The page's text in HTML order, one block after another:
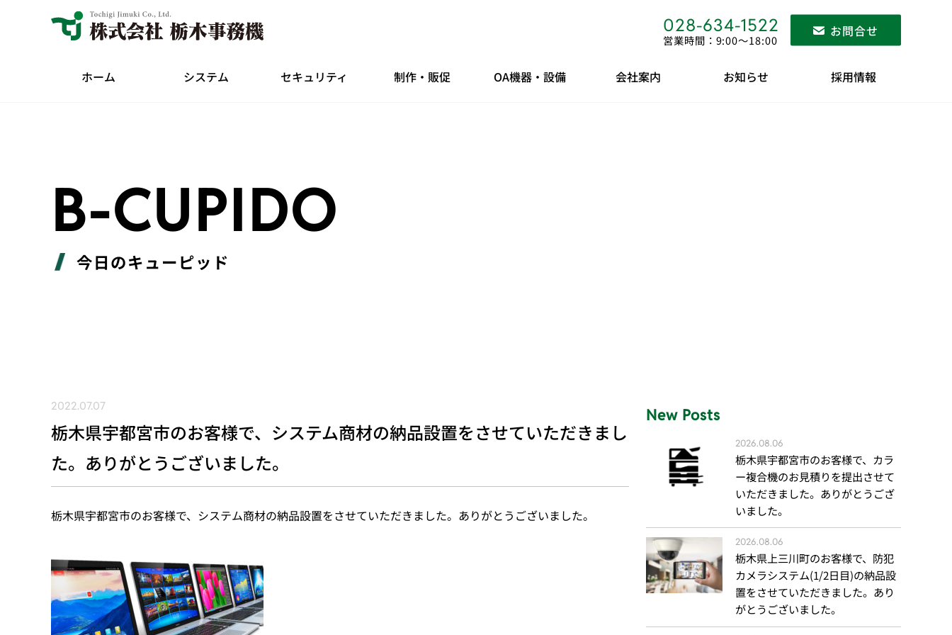
028-634-1522
営業時間：9:00〜18:00
お問合せ
ホーム システム セキュリティ 制作・販促 OA機器・設備 会社案内 お知らせ 採用情報
B-CUPIDO
今日のキューピッド
2022.07.07
栃木県宇都宮市のお客様で、システム商材の納品設置をさせていただきまし
た。ありがとうございました。
栃木県宇都宮市のお客様で、システム商材の納品設置をさせていただきました。ありがとうございました。
New Posts
2026.08.06
栃木県宇都宮市のお客様で、カラ
ー複合機のお見積りを提出させて
いただきました。ありがとうござ
いました。
2026.08.06
栃木県上三川町のお客様で、防犯
カメラシステム(1/2日目)の納品設
置をさせていただきました。あり
がとうございました。